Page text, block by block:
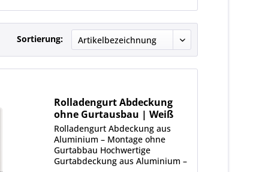
Sortierung:
Rolladengurt Abdeckung
ohne Gurtausbau | Weiß
Rolladengurt Abdeckung aus
Aluminium – Montage ohne
Gurtabbau Hochwertige
Gurtabdeckung aus Aluminium –